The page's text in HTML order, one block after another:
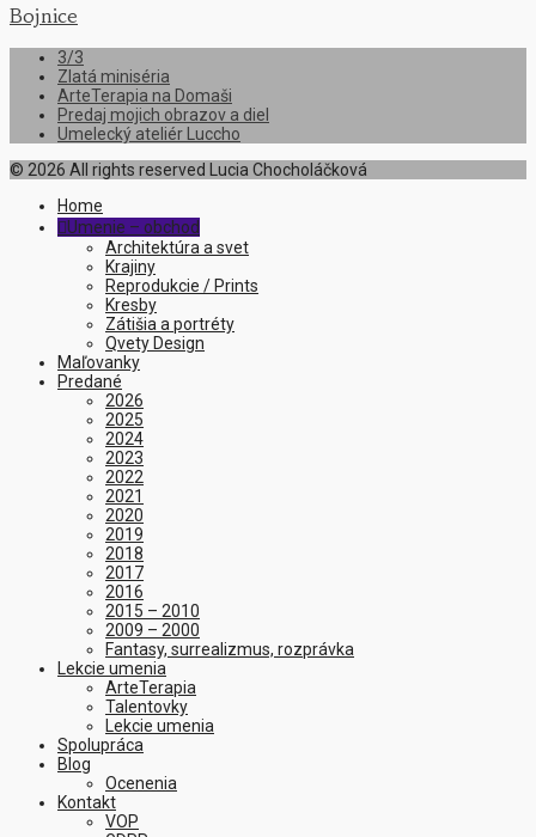
Bojnice
3/3
Zlatá miniséria
ArteTerapia na Domaši
Predaj mojich obrazov a diel
Umelecký ateliér Luccho
© 2026 All rights reserved Lucia Chocholáčková
Home
 Umenie – obchod
Architektúra a svet
Krajiny
Reprodukcie / Prints
Kresby
Zátišia a portréty
Qvety Design
Maľovanky
Predané
2026
2025
2024
2023
2022
2021
2020
2019
2018
2017
2016
2015 – 2010
2009 – 2000
Fantasy, surrealizmus, rozprávka
Lekcie umenia
ArteTerapia
Talentovky
Lekcie umenia
Spolupráca
Blog
Ocenenia
Kontakt
VOP